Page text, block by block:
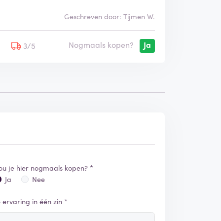
Geschreven door: Tijmen W.
3/5 Nogmaals kopen? Ja
je hier nogmaals kopen? *
Ja
Nee
ervaring in één zin *